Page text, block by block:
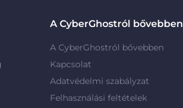
A CyberGhostról bővebben
A CyberGhostról bővebben
Kapcsolat
Adatvédelmi szabályzat
Felhasználási feltételek